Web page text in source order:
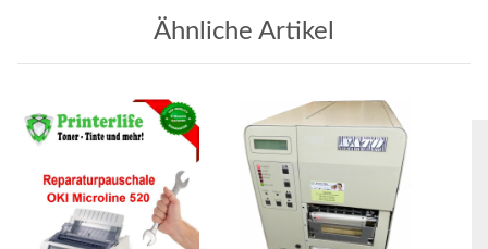
Ähnliche Artikel